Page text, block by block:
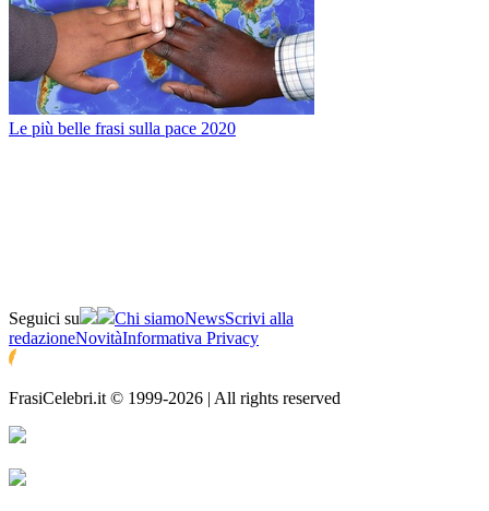
Le più belle frasi sulla pace 2020
Seguici su Chi siamoNewsScrivi alla
redazioneNovitàInformativa Privacy
FrasiCelebri.it © 1999-2026 | All rights reserved